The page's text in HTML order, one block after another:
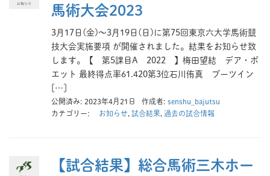
馬術大会2023
3月17日(金)～3月19日(日)に第75回東京六大学馬術競
技大会実施要項 が開催されました。結果をお知らせ致
します。【 第5課目A 2022 】梅田望結 デア・ポ
エット 最終得点率61.420第3位石川侑真 ブーツイン
[…]
公開済み: 2023年4月21日 作成者: senshu_bajutsu
カテゴリー:
お知らせ 試合結果 過去の試合情報
【試合結果】総合馬術三木ホー